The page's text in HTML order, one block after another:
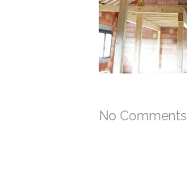
No Comments